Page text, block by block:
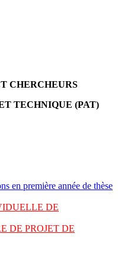
CHERCHEURS
TECHNIQUE (PAT)
en première année de thèse
DE
DE PROJET DE